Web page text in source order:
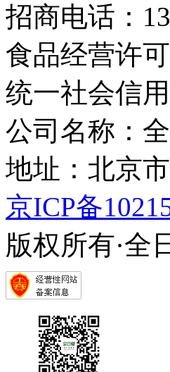
招商电话：
食品经营许
统一社会信
公司名称：
地址：北京
京ICP备
版权所有·全